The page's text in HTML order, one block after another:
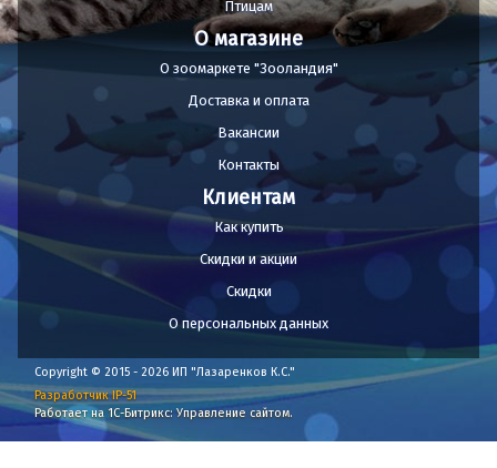
Птицам
О магазине
О зоомаркете "Зооландия"
Доставка и оплата
Вакансии
Контакты
Клиентам
Как купить
Скидки и акции
Скидки
О персональных данных
Copyright © 2015 - 2026 ИП "Лазаренков К.С."
Разработчик IP-51
Работает на 1С-Битрикс: Управление сайтом.